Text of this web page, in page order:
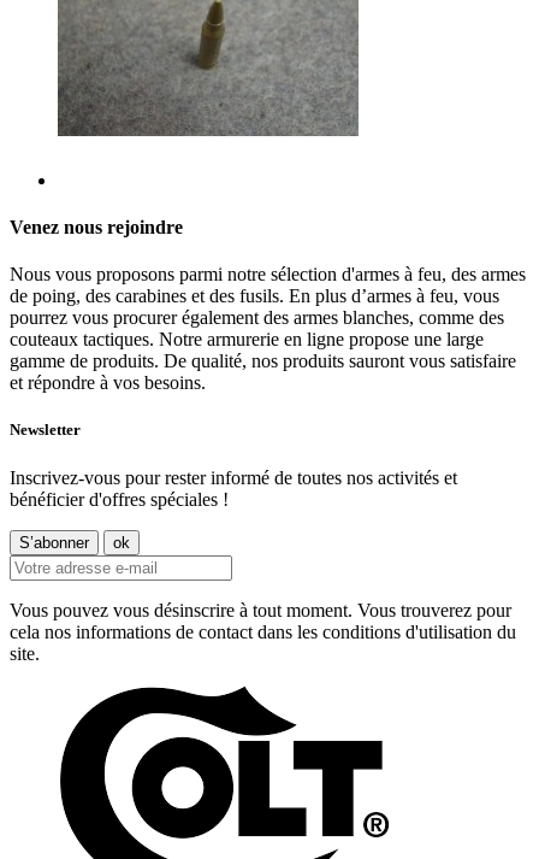
Venez nous rejoindre
Nous vous proposons parmi notre sélection d'armes à feu, des armes
de poing, des carabines et des fusils. En plus d’armes à feu, vous
pourrez vous procurer également des armes blanches, comme des
couteaux tactiques. Notre armurerie en ligne propose une large
gamme de produits. De qualité, nos produits sauront vous satisfaire
et répondre à vos besoins.
Newsletter
Inscrivez-vous pour rester informé de toutes nos activités et
bénéficier d'offres spéciales !
Vous pouvez vous désinscrire à tout moment. Vous trouverez pour
cela nos informations de contact dans les conditions d'utilisation du
site.